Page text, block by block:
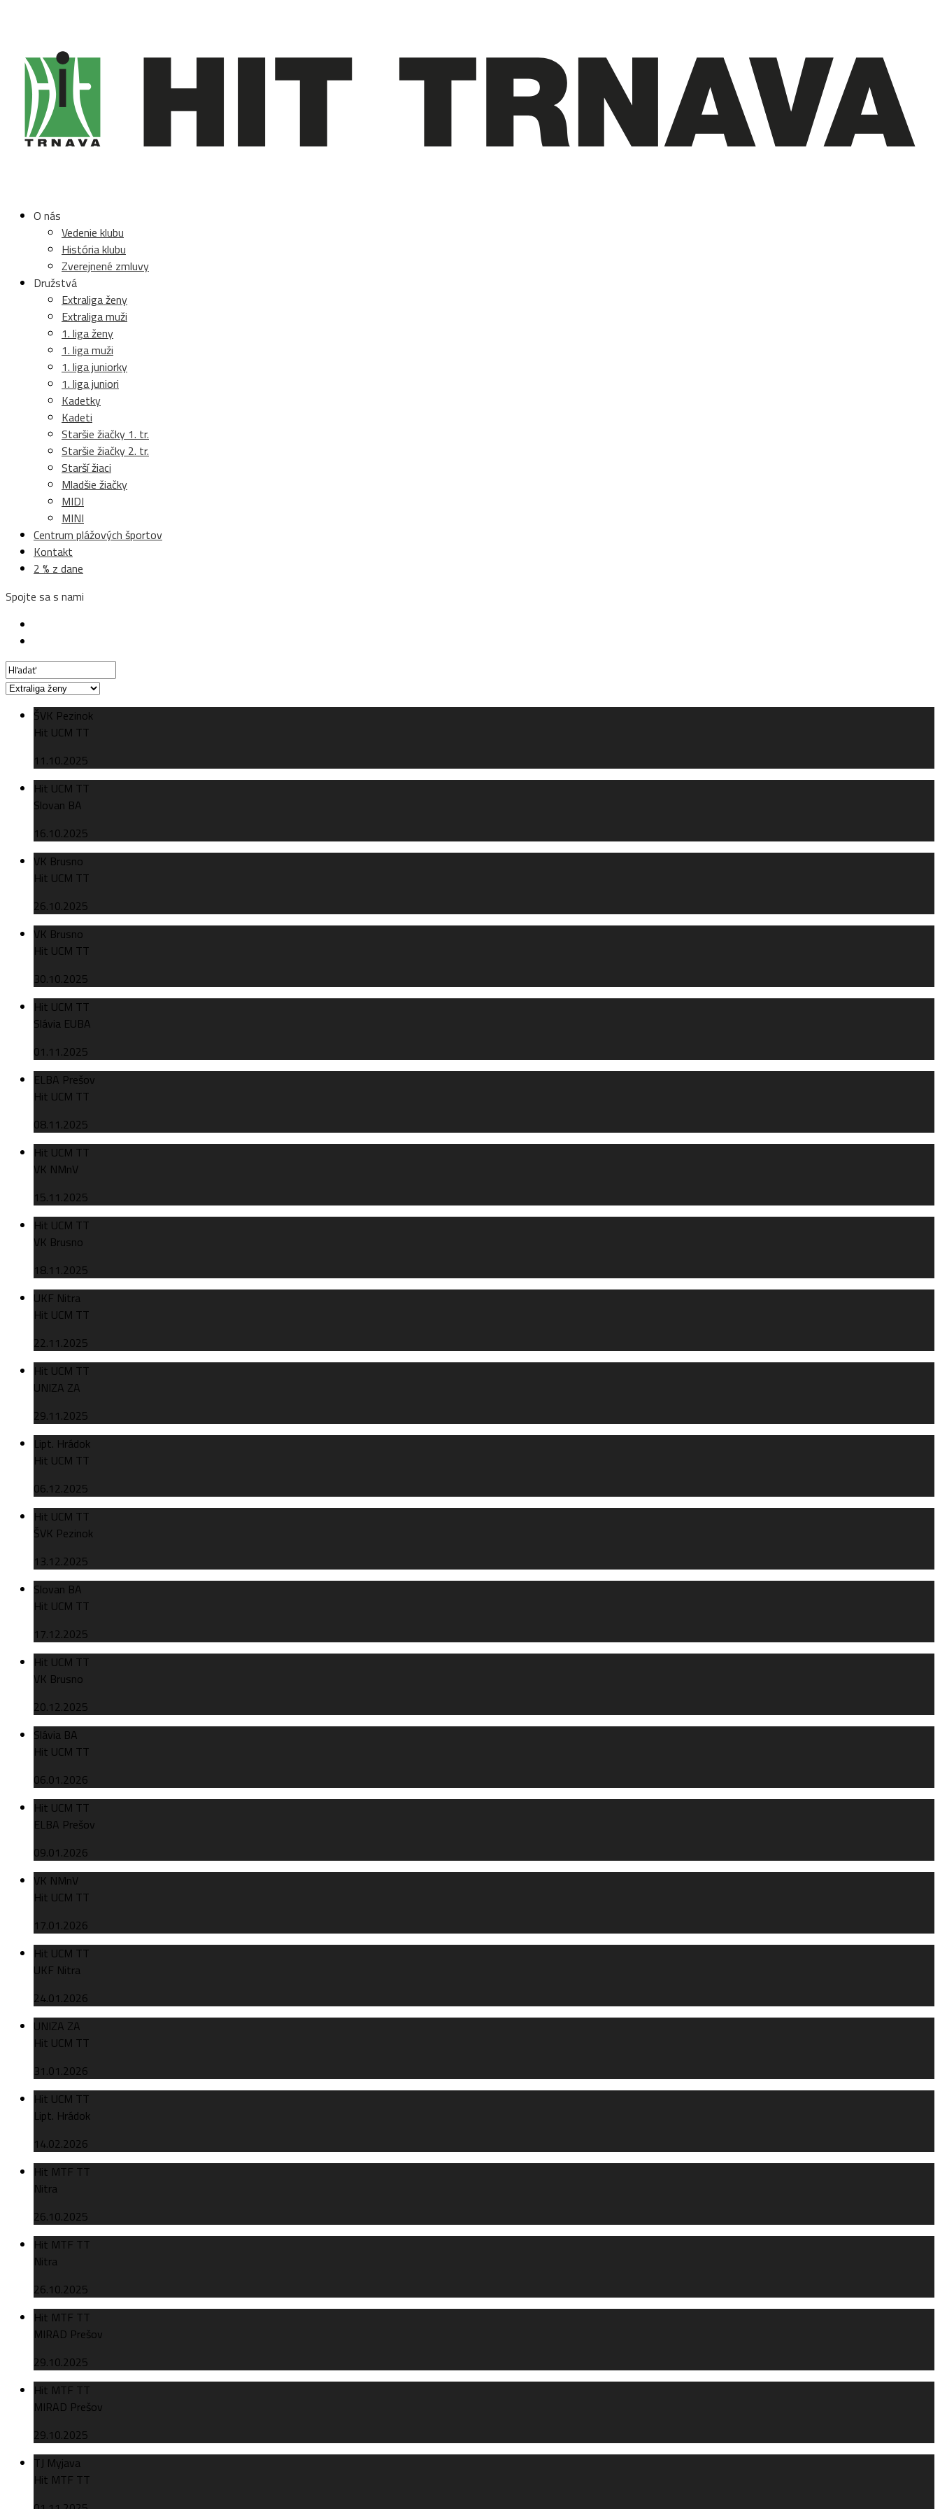
O nás
Vedenie klubu
História klubu
Zverejnené zmluvy
Družstvá
Extraliga ženy
Extraliga muži
1. liga ženy
1. liga muži
1. liga juniorky
1. liga juniori
Kadetky
Kadeti
Staršie žiačky 1. tr.
Staršie žiačky 2. tr.
Starší žiaci
Mladšie žiačky
MIDI
MINI
Centrum plážových športov
Kontakt
2 % z dane
Spojte sa s nami
ŠVK Pezinok
Hit UCM TT
11.10.2025
Hit UCM TT
Slovan BA
16.10.2025
VK Brusno
Hit UCM TT
26.10.2025
VK Brusno
Hit UCM TT
30.10.2025
Hit UCM TT
Slávia EUBA
01.11.2025
ELBA Prešov
Hit UCM TT
08.11.2025
Hit UCM TT
VK NMnV
15.11.2025
Hit UCM TT
VK Brusno
18.11.2025
UKF Nitra
Hit UCM TT
22.11.2025
Hit UCM TT
UNIZA ZA
29.11.2025
Lipt. Hrádok
Hit UCM TT
06.12.2025
Hit UCM TT
ŠVK Pezinok
13.12.2025
Slovan BA
Hit UCM TT
17.12.2025
Hit UCM TT
VK Brusno
20.12.2025
Slávia BA
Hit UCM TT
06.01.2026
Hit UCM TT
ELBA Prešov
09.01.2026
VK NMnV
Hit UCM TT
17.01.2026
Hit UCM TT
UKF Nitra
24.01.2026
UNIZA ZA
Hit UCM TT
31.01.2026
Hit UCM TT
Lipt. Hrádok
14.02.2026
Hit MTF TT
Nitra
26.10.2025
Hit MTF TT
Nitra
26.10.2025
Hit MTF TT
MIRAD Prešov
29.10.2025
Hit MTF TT
MIRAD Prešov
29.10.2025
TJ Myjava
Hit MTF TT